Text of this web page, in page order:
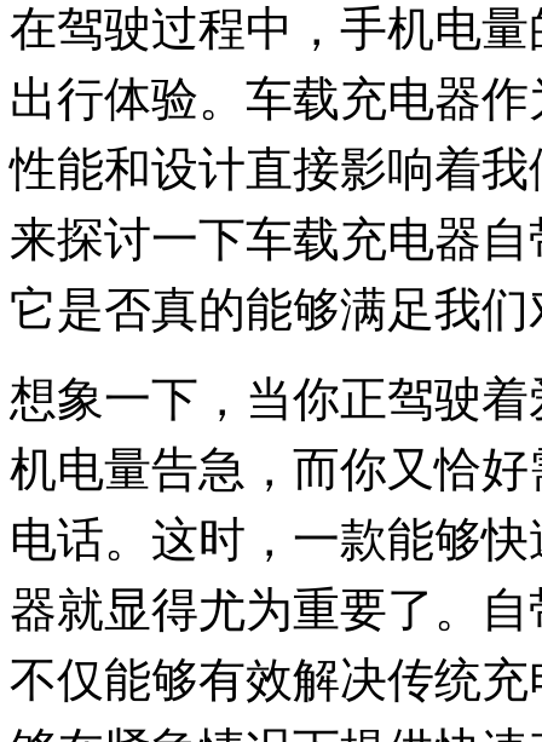
在驾驶过程中，手机电
出行体验。车载充电器
性能和设计直接影响着
来探讨一下车载充电器
它是否真的能够满足我
想象一下，当你正驾驶
机电量告急，而你又恰
电话。这时，一款能够
器就显得尤为重要了。
不仅能够有效解决传统